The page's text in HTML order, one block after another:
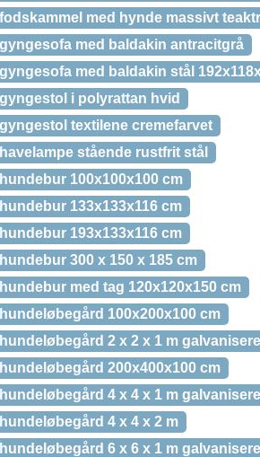
med hynde massivt
med baldakin antracitgrå
med baldakin stål
i polyrattan hvid
textilene cremefarvet
stående rustfrit stål
100x100x100 cm
133x133x116 cm
193x133x116 cm
300 x 150 x 185 cm
med tag 120x120x150 cm
100x200x100 cm
2 x 2 x 1 m
200x400x100 cm
4 x 4 x 1 m
4 x 4 x 2 m
6 x 6 x 1 m